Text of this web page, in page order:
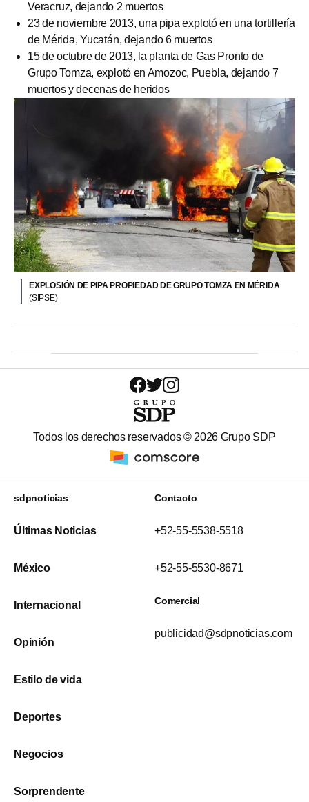
Veracruz, dejando 2 muertos
23 de noviembre 2013, una pipa explotó en una tortillería
de Mérida, Yucatán, dejando 6 muertos
15 de octubre de 2013, la planta de Gas Pronto de
Grupo Tomza, explotó en Amozoc, Puebla, dejando 7
muertos y decenas de heridos
EXPLOSIÓN DE PIPA PROPIEDAD DE GRUPO TOMZA EN MÉRIDA
(SIPSE)
Todos los derechos reservados © 2026 Grupo SDP
sdpnoticias
Últimas Noticias
México
Internacional
Opinión
Estilo de vida
Deportes
Negocios
Sorprendente
Contacto
+52-55-5538-5518
+52-55-5530-8671
Comercial
publicidad@sdpnoticias.com